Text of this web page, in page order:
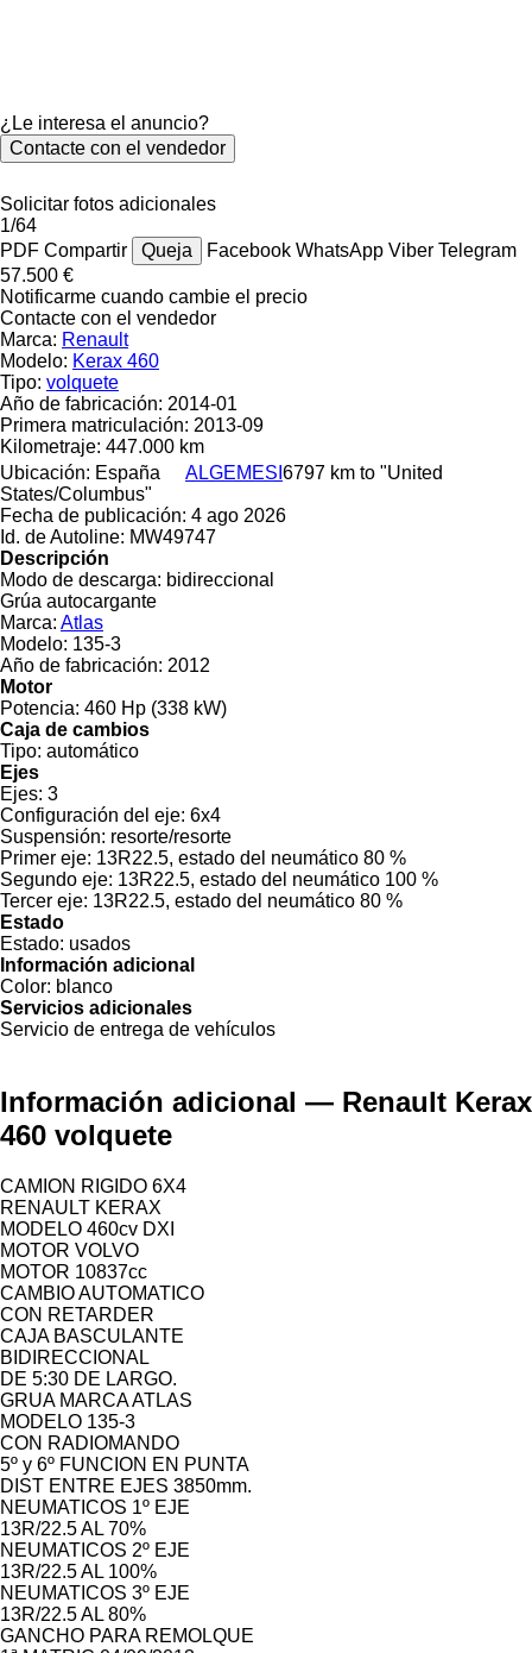
¿Le interesa el anuncio?
Contacte con el vendedor
Solicitar fotos adicionales
1/64
PDF Compartir Queja Facebook WhatsApp Viber Telegram
57.500 €
Notificarme cuando cambie el precio
Contacte con el vendedor
Marca: Renault
Modelo: Kerax 460
Tipo: volquete
Año de fabricación: 2014-01
Primera matriculación: 2013-09
Kilometraje: 447.000 km
Ubicación: España ALGEMESI 6797 km to "United
States/Columbus"
Fecha de publicación: 4 ago 2026
Id. de Autoline: MW49747
Descripción
Modo de descarga: bidireccional
Grúa autocargante
Marca: Atlas
Modelo: 135-3
Año de fabricación: 2012
Motor
Potencia: 460 Hp (338 kW)
Caja de cambios
Tipo: automático
Ejes
Ejes: 3
Configuración del eje: 6x4
Suspensión: resorte/resorte
Primer eje: 13R22.5, estado del neumático 80 %
Segundo eje: 13R22.5, estado del neumático 100 %
Tercer eje: 13R22.5, estado del neumático 80 %
Estado
Estado: usados
Información adicional
Color: blanco
Servicios adicionales
Servicio de entrega de vehículos
Información adicional — Renault Kerax
460 volquete
CAMION RIGIDO 6X4
RENAULT KERAX
MODELO 460cv DXI
MOTOR VOLVO
MOTOR 10837cc
CAMBIO AUTOMATICO
CON RETARDER
CAJA BASCULANTE
BIDIRECCIONAL
DE 5:30 DE LARGO.
GRUA MARCA ATLAS
MODELO 135-3
CON RADIOMANDO
5º y 6º FUNCION EN PUNTA
DIST ENTRE EJES 3850mm.
NEUMATICOS 1º EJE
13R/22.5 AL 70%
NEUMATICOS 2º EJE
13R/22.5 AL 100%
NEUMATICOS 3º EJE
13R/22.5 AL 80%
GANCHO PARA REMOLQUE